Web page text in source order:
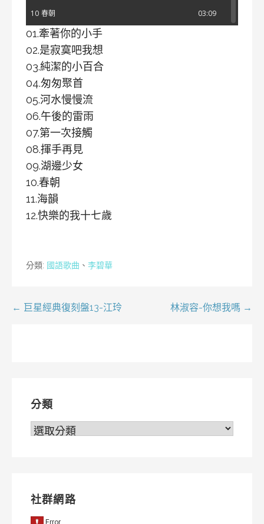
10
03:09
春朝
11 海韻
12 快樂的我十七歲
01.牽著你的小手
02.是寂寞吧我想
03.純潔的小百合
04.匆匆聚首
05.河水慢慢流
06.午後的雷雨
07.第一次接觸
08.揮手再見
09.湖邊少女
10.春朝
11.海韻
12.快樂的我十七歲
分類: 國語歌曲 、 李碧華
文← 巨星經典復刻盤13-江玲 林淑容-你想我嗎 →
分類
分
社群網路